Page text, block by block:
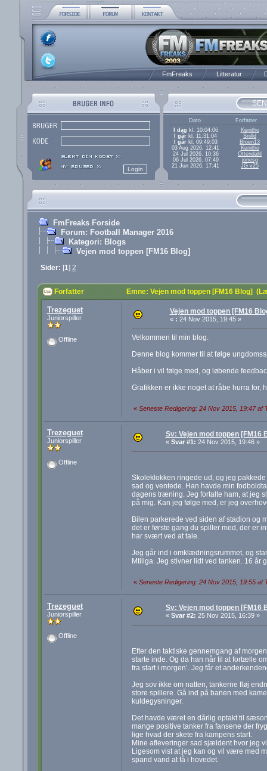
FmFreaks Litteratur
Dato
Forfatter
I dag kl. 10:04:06
Kenitho
I går kl. 11:31:04
Snilld
I gårkl. 09:49:03
Broen13
03 Aug 2026, 12:41
Kenitho
24 Jul 2026, 10:36
Ottendahl
06 Jul 2026, 07:49
jonesg
21 Jun 2026, 17:41
JG v25
FmFreaks Forside
Forum: Football Manager 2016
Kategori: Blogs
Vejen mod toppen [FM16 Blog]
Sider: [1] 2
Forfatter Emne: Vejen mod toppen [FM16 Blog]
Trezeguet
Juniorspiller
Offline
Vejen mod toppen [FM16
« : 24 Nov 2015, 19:45 »
Velkommen til min blog.
Denne blog kommer til at følge
Håber i vil følge med, og løbende
Grafikken er ikke noget at råbe hurra for,
« Seneste Redigering: 24 Nov 2015, 19:47 af
Trezeguet
Juniorspiller
Offline
Sv: Vejen mod toppen [FM16
« Svar #1: 24 Nov 2015, 19:46 »
Skoleklokken ringede ud, og jeg
sad og ventede. Han havde min
dagens træning. Jeg fortalte ham, at jeg
på mig. Kan jeg følge med, er jeg
Bilen parkerede ved siden af stadion og
det er første gang du spiller med, der er
har svært ved at tale.
Jeg går ind i omklædningsrummet, og
Mtiliga. Jeg stivner lidt ved tanken. 16 år
« Seneste Redigering: 24 Nov 2015, 19:55 af
Trezeguet
Juniorspiller
Offline
Sv: Vejen mod toppen [FM16
« Svar #2: 25 Nov 2015, 16:39 »
Efter den taktiske gennemgang af
starte inde. Og da han når til at fortælle
fra start i morgen’. Jeg får et
Jeg sov ikke om natten, tankerne fløj
store spillere. Gå ind på banen med
kuldegysninger.
Det havde været en dårlig optakt til
mange positive tanker fra fansene der
lige hvad der skete fra kampens start.
Mine afleveringer sad sjældent hvor jeg
Ligesom vist at jeg kan og vil være med
spand vand at få i hovedet.